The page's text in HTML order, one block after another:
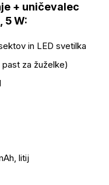
+ uničevalec
5 W:
in LED svetilka
za žuželke)
litij